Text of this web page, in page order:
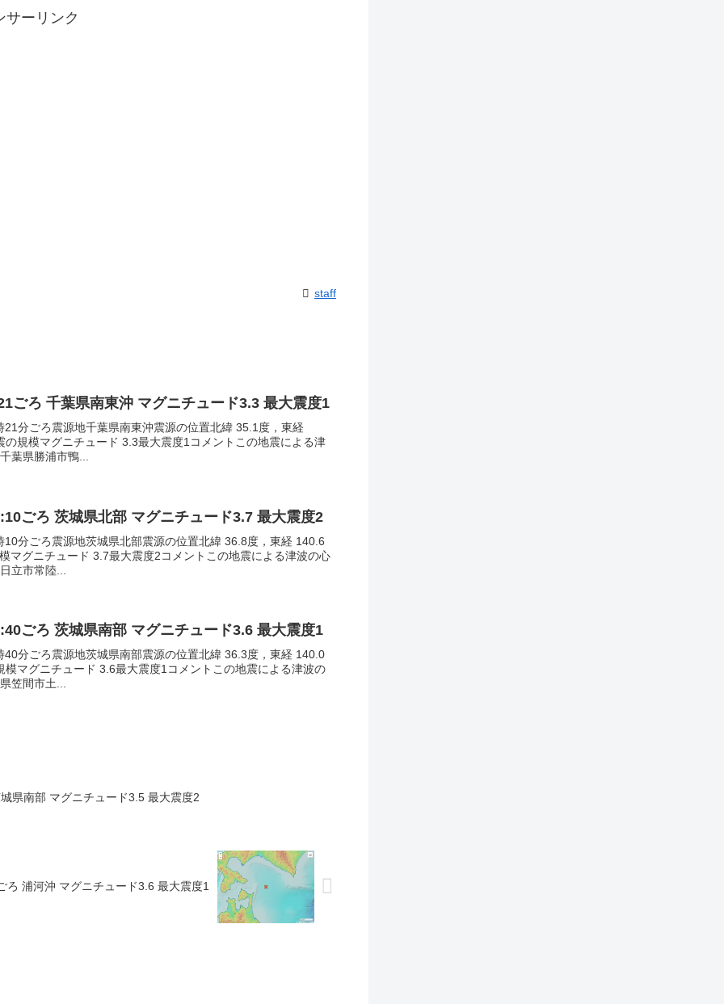
サーリンク
staff
ごろ 千葉県南東沖 マグニチュード3.3 最大震度1
分ごろ震源地千葉県南東沖震源の位置北緯 35.1度，東経
規模マグニチュード 3.3最大震度1コメントこの地震による津
葉県勝浦市鴨...
ごろ 茨城県北部 マグニチュード3.7 最大震度2
分ごろ震源地茨城県北部震源の位置北緯 36.8度，東経 140.6
マグニチュード 3.7最大震度2コメントこの地震による津波の心
立市常陸...
ごろ 茨城県南部 マグニチュード3.6 最大震度1
分ごろ震源地茨城県南部震源の位置北緯 36.3度，東経 140.0
マグニチュード 3.6最大震度1コメントこの地震による津波の
笠間市土...
県南部 マグニチュード3.5 最大震度2
ろ 浦河沖 マグニチュード3.6 最大震度1